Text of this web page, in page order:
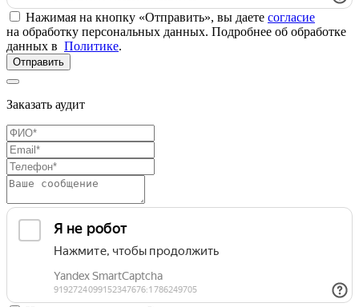
Нажимая на кнопку «Отправить», вы даете согласие
на обработку персональных данных. Подробнее об обработке
данных в Политике.
Отправить
Заказать аудит